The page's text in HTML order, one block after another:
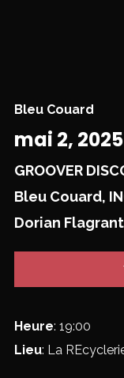
Bleu Couard
mai 2, 2025
GROOVER
Bleu Couard,
Dorian Flagrant
Heure: 19:00
Lieu: La